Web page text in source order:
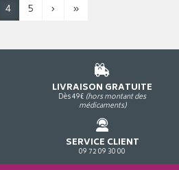
4 5 › »
LIVRAISON GRATUITE
Dès 49€ (hors montant des
médicaments)
SERVICE CLIENT
09 72 09 30 00